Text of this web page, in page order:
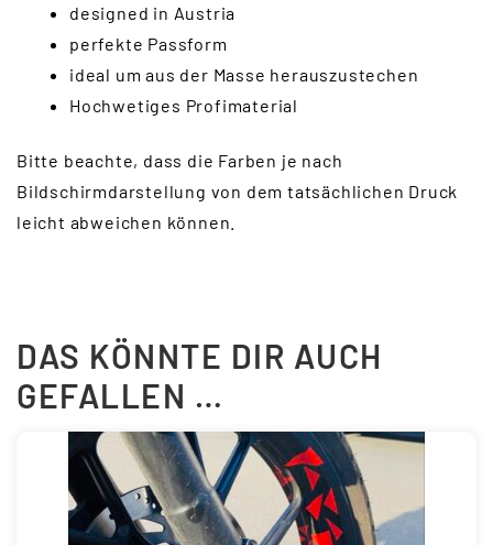
designed in Austria
perfekte Passform
ideal um aus der Masse herauszustechen
Hochwetiges Profimaterial
Bitte beachte, dass die Farben je nach
Bildschirmdarstellung von dem tatsächlichen Druck
leicht abweichen können.
DAS KÖNNTE DIR AUCH
GEFALLEN …